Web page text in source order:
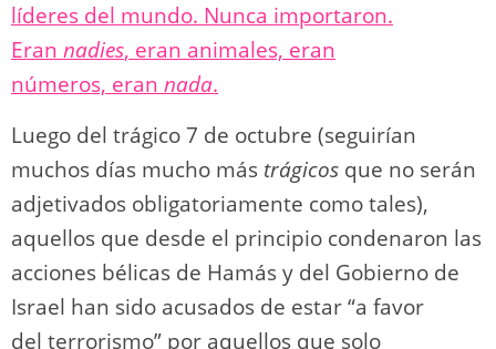
líderes del mundo. Nunca importaron.
Eran nadies, eran animales, eran
números, eran nada.
Luego del trágico 7 de octubre (seguirían
muchos días mucho más trágicos que no serán
adjetivados obligatoriamente como tales),
aquellos que desde el principio condenaron las
acciones bélicas de Hamás y del Gobierno de
Israel han sido acusados de estar “a favor
del terrorismo” por aquellos que solo